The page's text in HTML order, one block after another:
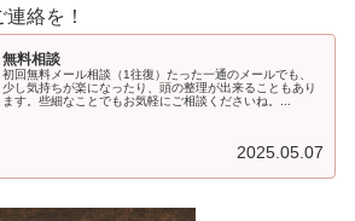
絡を！
無料相談
初回無料メール相談（1往復）たった一通のメールでも、
少し気持ちが楽になったり、頭の整理が出来ることもあり
ます。些細なことでもお気軽にご相談くださいね。...
2025.05.07